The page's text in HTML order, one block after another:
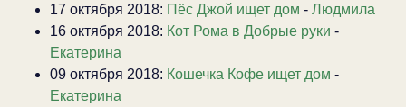
17 октября 2018: Пёс Джой ищет дом - Людмила
16 октября 2018: Кот Рома в Добрые руки -
Екатерина
09 октября 2018: Кошечка Кофе ищет дом -
Екатерина